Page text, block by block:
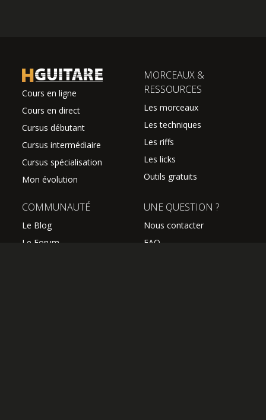
Cours en ligne
Cours en direct
Cursus débutant
Cursus intermédiaire
Cursus spécialisation
Mon évolution
MORCEAUX &
RESSOURCES
Les morceaux
Les techniques
Les riffs
Les licks
Outils gratuits
COMMUNAUTÉ
Le Blog
Le Forum
UNE QUESTION ?
Nous contacter
FAQ